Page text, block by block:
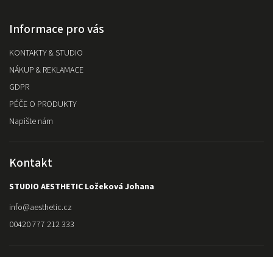
Informace pro vás
KONTAKTY & STUDIO
NÁKUP & REKLAMACE
GDPR
PÉČE O PRODUKTY
Napište nám
Kontakt
STUDIO AESTHETIC Ložeková Johana
info@aesthetic.cz
00420 777 212 333